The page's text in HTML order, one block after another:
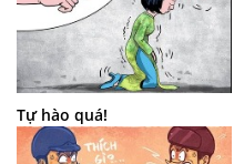
Tự hào quá!